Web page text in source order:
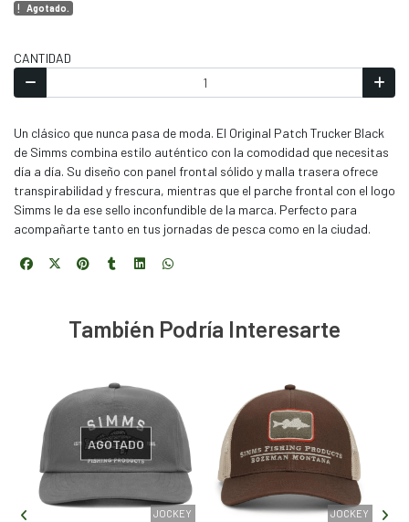
Agotado.
CANTIDAD
Un clásico que nunca pasa de moda. El Original Patch Trucker Black
de Simms combina estilo auténtico con la comodidad que necesitas
día a día. Su diseño con panel frontal sólido y malla trasera ofrece
transpirabilidad y frescura, mientras que el parche frontal con el logo
Simms le da ese sello inconfundible de la marca. Perfecto para
acompañarte tanto en tus jornadas de pesca como en la ciudad.
También Podría Interesarte
JOCKEY
AGOTADO
JOCKEY